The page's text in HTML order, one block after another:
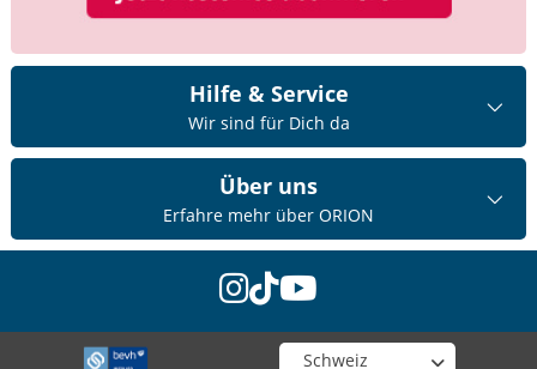
Kundenservice auf.
am 25.04.2012
Hilfe & Service
Wir sind für Dich da
Über uns
Erfahre mehr über ORION
instagram
tiktok
youtube
Wähle deinen Shop